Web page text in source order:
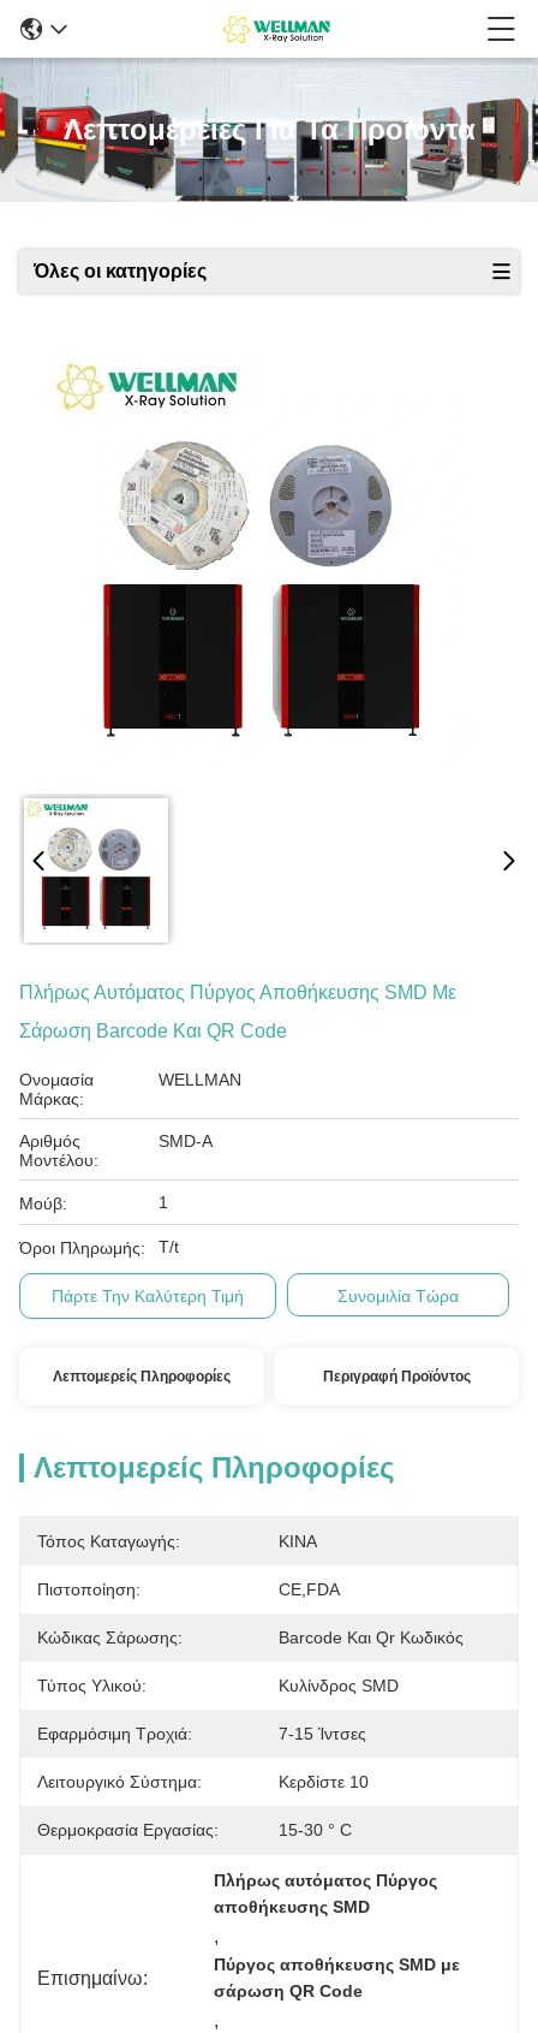
Λεπτομέρειες Για Τα Προϊόντα
Όλες οι κατηγορίες
Πλήρως Αυτόματος Πύργος Αποθήκευσης SMD Με
Σάρωση Barcode Και QR Code
Ονομασία
Μάρκας:
WELLMAN
Αριθμός
Μοντέλου:
SMD-A
Μούβ: 1
Όροι Πληρωμής: T/t
Πάρτε Την Καλύτερη Τιμή Συνομιλία Τώρα
Λεπτομερείς Πληροφορίες Περιγραφή Προϊόντος
Λεπτομερείς Πληροφορίες
Τόπος Καταγωγής: ΚΙΝΑ
Πιστοποίηση: CE,FDA
Κώδικας Σάρωσης: Barcode Και Qr Κωδικός
Τύπος Υλικού: Κυλίνδρος SMD
Εφαρμόσιμη Τροχιά: 7-15 Ίντσες
Λειτουργικό Σύστημα: Κερδίστε 10
Θερμοκρασία Εργασίας: 15-30 ° C
Επισημαίνω:
Πλήρως αυτόματος Πύργος
αποθήκευσης SMD
,
Πύργος αποθήκευσης SMD με
σάρωση QR Code
,